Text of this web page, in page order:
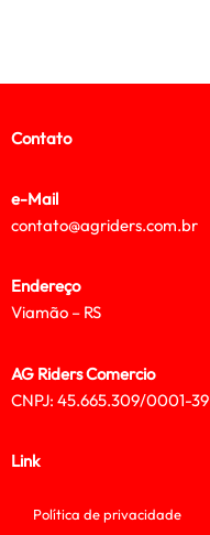
Contato
e-Mail
contato@agriders.com.br
Endereço
Viamão – RS
AG Riders Comercio
CNPJ: 45.665.309/0001-39
Link
Política de privacidade